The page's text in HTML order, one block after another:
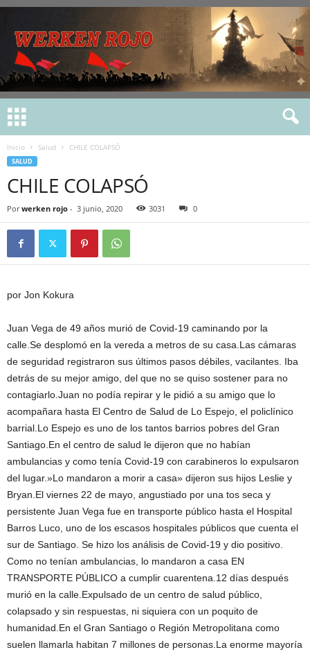
Inicio Salud CHILE COLAPSÓ
SALUD
CHILE COLAPSÓ
Por werken rojo - 3 junio, 2020 3031 0
por Jon Kokura
Juan Vega de 49 años murió de Covid-19 caminando por la
calle.Se desplomó en la vereda a metros de su casa.Las cámaras
de seguridad registraron sus últimos pasos débiles, vacilantes. Iba
detrás de su mejor amigo, del que no se quiso sostener para no
contagiarlo.Juan no podía repirar y le pidió a su amigo que lo
acompañara hasta El Centro de Salud de Lo Espejo, el policlínico
barrial.Lo Espejo es uno de los tantos barrios pobres del Gran
Santiago.En el centro de salud le dijeron que no habían
ambulancias y como tenía Covid-19 con carabineros lo expulsaron
del lugar.»Lo mandaron a morir a casa» dijeron sus hijos Leslie y
Bryan.El viernes 22 de mayo, angustiado por una tos seca y
persistente Juan Vega fue en transporte público hasta el Hospital
Barros Luco, uno de los escasos hospitales públicos que cuenta el
sur de Santiago. Se hizo los análisis de Covid-19 y dio positivo.
Como no tenían ambulancias, lo mandaron a casa EN
TRANSPORTE PÚBLICO a cumplir cuarentena.12 días después
murió en la calle.Expulsado de un centro de salud público,
colapsado y sin respuestas, ni siquiera con un poquito de
humanidad.En el Gran Santiago o Región Metropolitana como
suelen llamarla habitan 7 millones de personas.La enorme mayoría